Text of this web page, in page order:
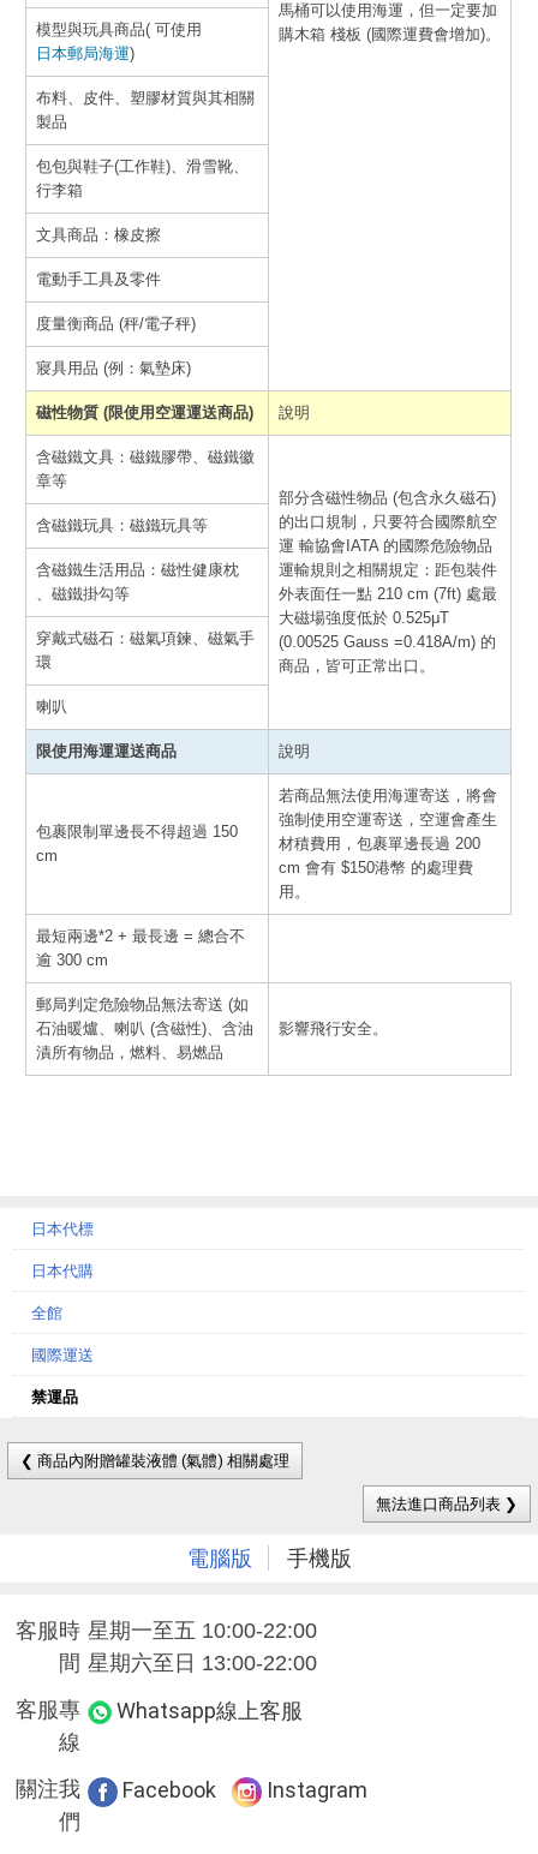
馬桶可以使用海運，但一定要加
購木箱 棧板 (國際運費會增加)。
模型與玩具商品( 可使用
日本郵局海運)
布料、皮件、塑膠材質與其相關
製品
包包與鞋子(工作鞋)、滑雪靴、
行李箱
文具商品：橡皮擦
電動手工具及零件
度量衡商品 (秤/電子秤)
寢具用品 (例：氣墊床)
磁性物質 (限使用空運運送商品) 說明
含磁鐵文具：磁鐵膠帶、磁鐵徽
章等
部分含磁性物品 (包含永久磁石)
的出口規制，只要符合國際航空
運 輸協會IATA 的國際危險物品
運輸規則之相關規定：距包裝件
外表面任一點 210 cm (7ft) 處最
大磁場強度低於 0.525μT
(0.00525 Gauss =0.418A/m) 的
商品，皆可正常出口。
含磁鐵玩具：磁鐵玩具等
含磁鐵生活用品：磁性健康枕
、磁鐵掛勾等
穿戴式磁石：磁氣項鍊、磁氣手
環
喇叭
限使用海運運送商品 說明
包裹限制單邊長不得超過 150
cm
若商品無法使用海運寄送，將會
強制使用空運寄送，空運會產生
材積費用，包裹單邊長過 200
cm 會有 $150港幣 的處理費
用。
最短兩邊*2 + 最長邊 = 總合不
逾 300 cm
郵局判定危險物品無法寄送 (如
石油暖爐、喇叭 (含磁性)、含油
漬所有物品，燃料、易燃品
影響飛行安全。
日本代標
日本代購
全館
國際運送
禁運品
❮ 商品內附贈罐裝液體 (氣體) 相關處理
無法進口商品列表 ❯
電腦版 手機版
客服時
間
星期一至五 10:00-22:00
星期六至日 13:00-22:00
客服專
線
Whatsapp線上客服
關注我
們
Facebook Instagram